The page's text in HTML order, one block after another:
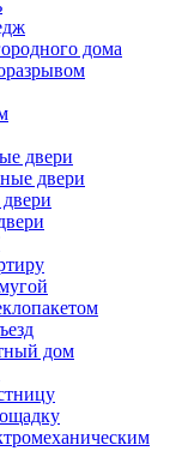
дома
двери
двери
дом